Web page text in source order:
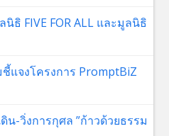
ธิ FIVE FOR ALL และมูลนิธิ
ชี้แจงโครงการ PromptBiZ
น-วิ่งการกุศล ”ก้าวด้วยธรรม